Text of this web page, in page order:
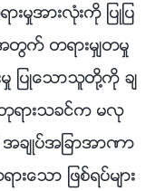
အားလုံးကို ျပဳျပ
တြက္ တရားမွ်တမႈ
မႈ ျပဳေသာသူတို႔ကို ခ်
ဘုရားသခင္က မလု
အခ်ဳပ္အျခာအာဏာ
းေသာ ျဖစ္ရပ္မ်ား